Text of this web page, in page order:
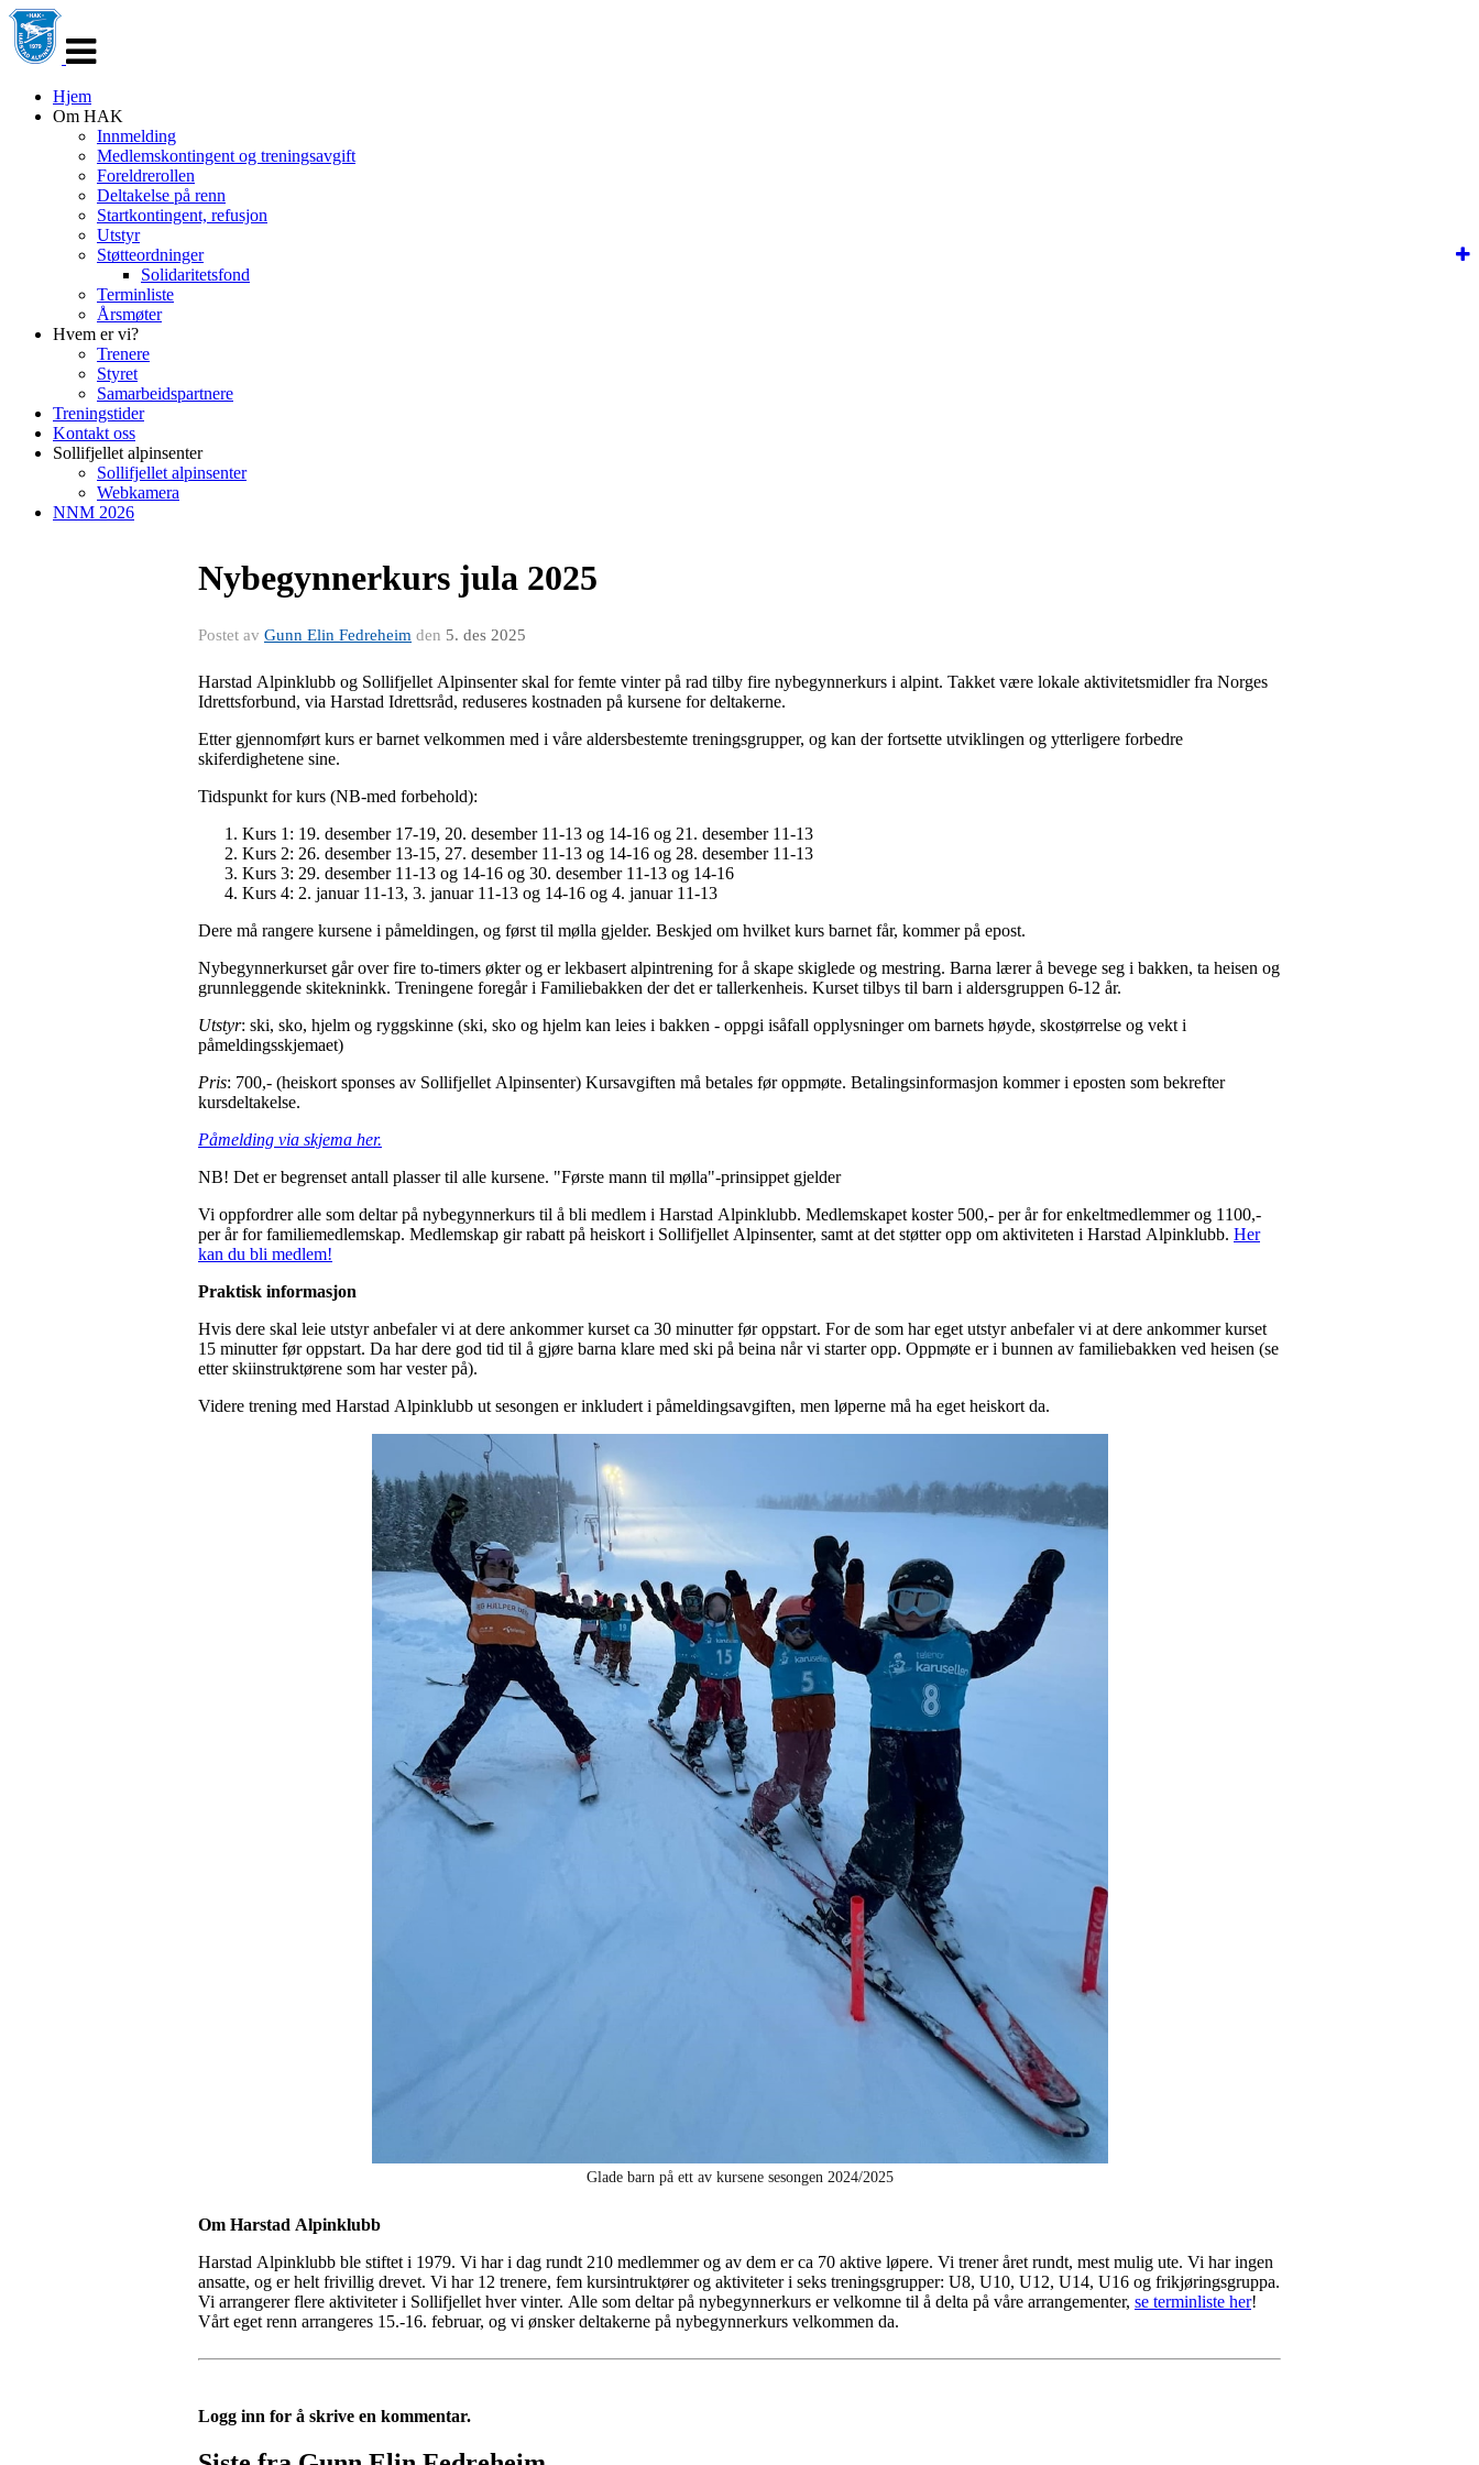
navigasjon
Hjem
Om HAK
Innmelding
Medlemskontingent og treningsavgift
Foreldrerollen
Deltakelse på renn
Startkontingent, refusjon
Utstyr
Støtteordninger
Solidaritetsfond
Terminliste
Årsmøter
Hvem er vi?
Trenere
Styret
Samarbeidspartnere
Treningstider
Kontakt oss
Sollifjellet alpinsenter
Sollifjellet alpinsenter
Webkamera
NNM 2026
Nybegynnerkurs jula 2025
Postet av Gunn Elin Fedreheim den 5. des 2025
Harstad Alpinklubb og Sollifjellet Alpinsenter skal for femte vinter på rad tilby fire nybegynnerkurs i alpint. Takket være lokale aktivitetsmidler fra Norges
Idrettsforbund, via Harstad Idrettsråd, reduseres kostnaden på kursene for deltakerne.
Etter gjennomført kurs er barnet velkommen med i våre aldersbestemte treningsgrupper, og kan der fortsette utviklingen og ytterligere forbedre
skiferdighetene sine.
Tidspunkt for kurs (NB-med forbehold):
Kurs 1: 19. desember 17-19, 20. desember 11-13 og 14-16 og 21. desember 11-13
Kurs 2: 26. desember 13-15, 27. desember 11-13 og 14-16 og 28. desember 11-13
Kurs 3: 29. desember 11-13 og 14-16 og 30. desember 11-13 og 14-16
Kurs 4: 2. januar 11-13, 3. januar 11-13 og 14-16 og 4. januar 11-13
Dere må rangere kursene i påmeldingen, og først til mølla gjelder. Beskjed om hvilket kurs barnet får, kommer på epost.
Nybegynnerkurset går over fire to-timers økter og er lekbasert alpintrening for å skape skiglede og mestring. Barna lærer å bevege seg i bakken, ta heisen og
grunnleggende skitekninkk. Treningene foregår i Familiebakken der det er tallerkenheis. Kurset tilbys til barn i aldersgruppen 6-12 år.
Utstyr: ski, sko, hjelm og ryggskinne (ski, sko og hjelm kan leies i bakken - oppgi isåfall opplysninger om barnets høyde, skostørrelse og vekt i
påmeldingsskjemaet)
Pris: 700,- (heiskort sponses av Sollifjellet Alpinsenter) Kursavgiften må betales før oppmøte. Betalingsinformasjon kommer i eposten som bekrefter
kursdeltakelse.
Påmelding via skjema her.
NB! Det er begrenset antall plasser til alle kursene. "Første mann til mølla"-prinsippet gjelder
Vi oppfordrer alle som deltar på nybegynnerkurs til å bli medlem i Harstad Alpinklubb. Medlemskapet koster 500,- per år for enkeltmedlemmer og 1100,-
per år for familiemedlemskap. Medlemskap gir rabatt på heiskort i Sollifjellet Alpinsenter, samt at det støtter opp om aktiviteten i Harstad Alpinklubb. Her
kan du bli medlem!
Praktisk informasjon
Hvis dere skal leie utstyr anbefaler vi at dere ankommer kurset ca 30 minutter før oppstart. For de som har eget utstyr anbefaler vi at dere ankommer kurset
15 minutter før oppstart. Da har dere god tid til å gjøre barna klare med ski på beina når vi starter opp. Oppmøte er i bunnen av familiebakken ved heisen (se
etter skiinstruktørene som har vester på).
Videre trening med Harstad Alpinklubb ut sesongen er inkludert i påmeldingsavgiften, men løperne må ha eget heiskort da.
Glade barn på ett av kursene sesongen 2024/2025
Om Harstad Alpinklubb
Harstad Alpinklubb ble stiftet i 1979. Vi har i dag rundt 210 medlemmer og av dem er ca 70 aktive løpere. Vi trener året rundt, mest mulig ute. Vi har ingen
ansatte, og er helt frivillig drevet. Vi har 12 trenere, fem kursintruktører og aktiviteter i seks treningsgrupper: U8, U10, U12, U14, U16 og frikjøringsgruppa.
Vi arrangerer flere aktiviteter i Sollifjellet hver vinter. Alle som deltar på nybegynnerkurs er velkomne til å delta på våre arrangementer, se terminliste her!
Vårt eget renn arrangeres 15.-16. februar, og vi ønsker deltakerne på nybegynnerkurs velkommen da.
Logg inn for å skrive en kommentar.